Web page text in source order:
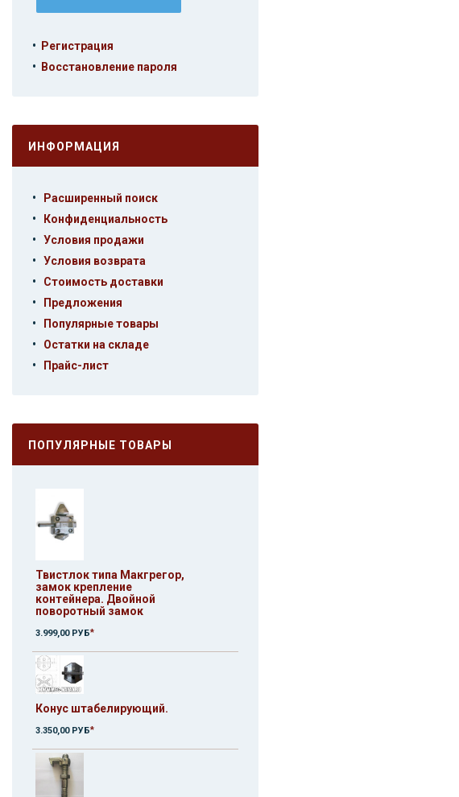
• Регистрация
• Восстановление пароля
ИНФОРМАЦИЯ
• Расширенный поиск
• Конфиденциальность
• Условия продажи
• Условия возврата
• Стоимость доставки
• Предложения
• Популярные товары
• Остатки на складе
• Прайс-лист
ПОПУЛЯРНЫЕ ТОВАРЫ
Твистлок типа Макгрегор,
замок крепление
контейнера. Двойной
поворотный замок
3.999,00 РУБ*
Конус штабелирующий.
3.350,00 РУБ*